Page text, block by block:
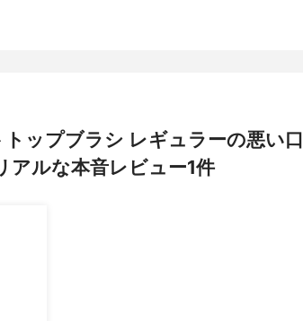
ップブラシ レギュラーの悪い口
アルな本音レビュー1件